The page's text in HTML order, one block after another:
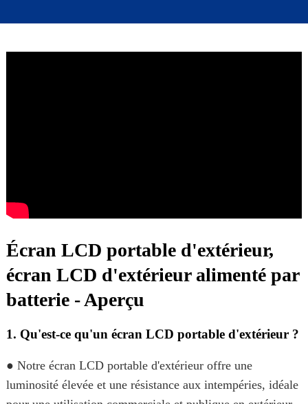
Écran LCD portable d'extérieur,
écran LCD d'extérieur alimenté par
batterie - Aperçu
1. Qu'est-ce qu'un écran LCD portable d'extérieur ?
● Notre écran LCD portable d'extérieur offre une
luminosité élevée et une résistance aux intempéries, idéale